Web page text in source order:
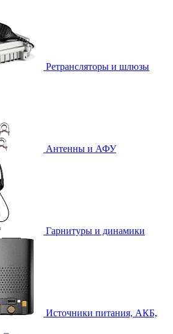
Ретрансляторы и шлюзы
Антенны и АФУ
Гарнитуры и динамики
Источники питания, АКБ,